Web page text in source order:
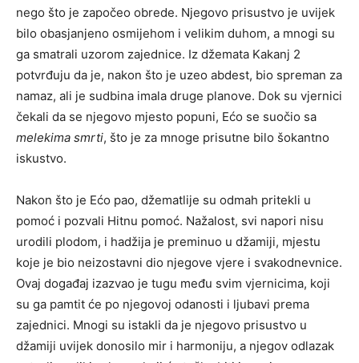
nego što je započeo obrede. Njegovo prisustvo je uvijek
bilo obasjanjeno osmijehom i velikim duhom, a mnogi su
ga smatrali uzorom zajednice. Iz džemata Kakanj 2
potvrđuju da je, nakon što je uzeo abdest, bio spreman za
namaz, ali je sudbina imala druge planove. Dok su vjernici
čekali da se njegovo mjesto popuni, Ećo se suočio sa
melekima smrti, što je za mnoge prisutne bilo šokantno
iskustvo.
Nakon što je Ećo pao, džematlije su odmah pritekli u
pomoć i pozvali Hitnu pomoć. Nažalost, svi napori nisu
urodili plodom, i hadžija je preminuo u džamiji, mjestu
koje je bio neizostavni dio njegove vjere i svakodnevnice.
Ovaj događaj izazvao je tugu među svim vjernicima, koji
su ga pamtit će po njegovoj odanosti i ljubavi prema
zajednici. Mnogi su istakli da je njegovo prisustvo u
džamiji uvijek donosilo mir i harmoniju, a njegov odlazak